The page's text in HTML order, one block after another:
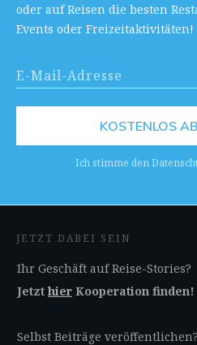
oder auf Reisen die besten
Events oder Freizeitaktivitäten!
KOSTENLOS
Ich stimme den
JETZT DABEI SEIN
Ihr Geschäft auf Reise-Stories?
Jetzthier Kooperation finden!
Selbst Beiträge veröffentlichen?